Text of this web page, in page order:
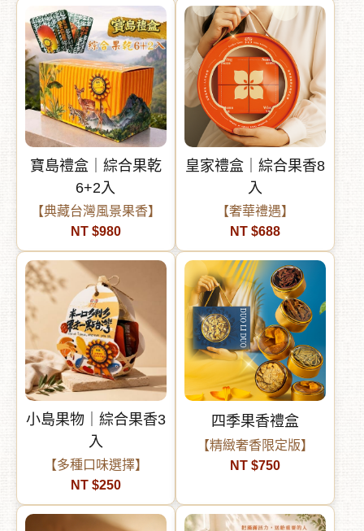
寶島禮盒｜綜合果乾
6+2入
【典藏台灣風景果香】
NT $980
皇家禮盒｜綜合果香8
入
【奢華禮遇】
NT $688
小島果物｜綜合果香3
入
【多種口味選擇】
NT $250
四季果香禮盒
【精緻奢香限定版】
NT $750